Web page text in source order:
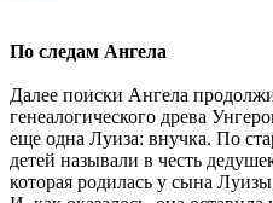
По следам Ангела
Далее поиски Ангела
генеалогического древа
еще одна Луиза: внучка. По
детей называли в честь
которая родилась у сына